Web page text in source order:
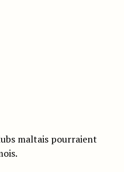
maltais pourraient